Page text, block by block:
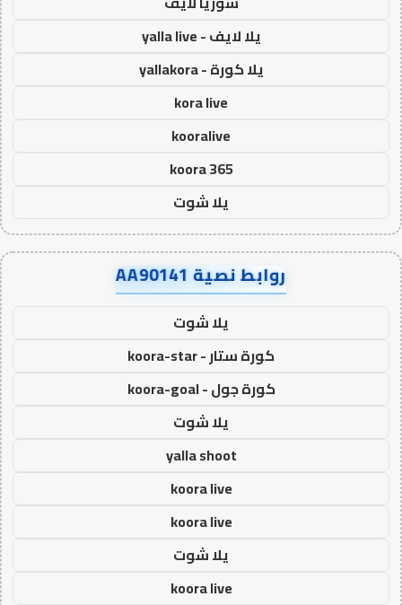
يلا لايف - yalla live
يلا كورة - yallakora
kora live
kooralive
koora 365
يلا شوت
روابط نصية AA90141
يلا شوت
كورة ستار - koora-star
كورة جول - koora-goal
يلا شوت
yalla shoot
koora live
koora live
يلا شوت
koora live